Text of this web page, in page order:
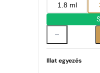
1.8 ml
Illat egyezés